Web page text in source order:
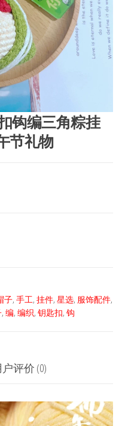
钩编三角粽挂
节礼物
子, 手工, 挂件, 星选, 服饰配件,
, 编, 编织, 钥匙扣, 钩
评价 (0)